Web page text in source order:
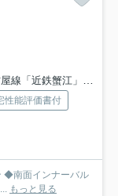
近鉄蟹江」駅 徒歩14分
性能評価書付
◆南面インナーバル
◆耐震＋制震の家 ●... もっと見る